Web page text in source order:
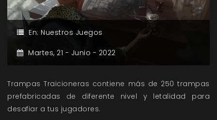
En: Nuestros Juegos
Martes, 21 - Junio - 2022
Trampas Traicioneras contiene más de 250 trampas
prefabricadas de diferente nivel y letalidad para
desafiar a tus jugadores.